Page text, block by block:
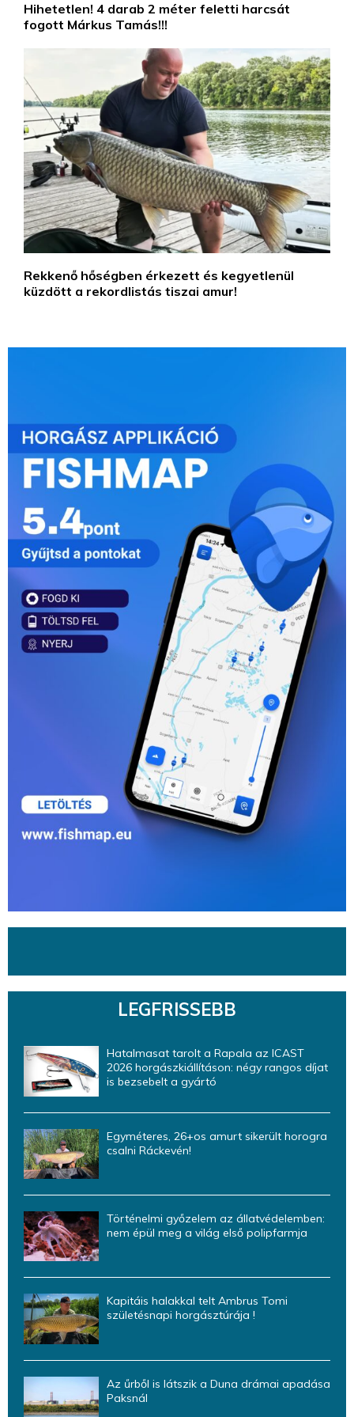
Hihetetlen! 4 darab 2 méter feletti harcsát
fogott Márkus Tamás!!!
Rekkenő hőségben érkezett és kegyetlenül
küzdött a rekordlistás tiszai amur!
LEGFRISSEBB
Hatalmasat tarolt a Rapala az ICAST
2026 horgászkiállításon: négy rangos díjat
is bezsebelt a gyártó
Egyméteres, 26+os amurt sikerült horogra
csalni Ráckevén!
Történelmi győzelem az állatvédelemben:
nem épül meg a világ első polipfarmja
Kapitáis halakkal telt Ambrus Tomi
születésnapi horgásztúrája !
Az űrből is látszik a Duna drámai apadása
Paksnál